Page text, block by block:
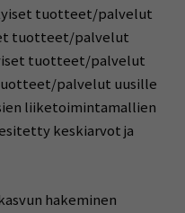
tuotteet/palvelut
tuotteet/palvelut
tuotteet/palvelut
palvelut uusille
liiketoimintamallien
keskiarvot ja
hakeminen